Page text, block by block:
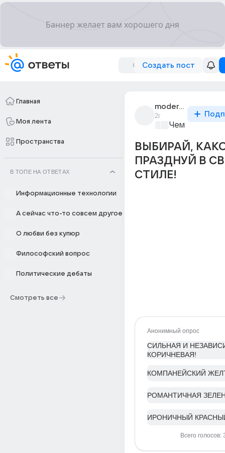
Создать пост
Главная
Моя лента
Пространства
В ТОПЕ НА ОТВЕТАХ
Информационные технологии
А сейчас что-то совсем другое
О любви без купюр
Философский вопрос
Политические дебаты
Смотреть все
moder_khuilo_20
2г
Чем заняться?
ВЫБИРАЙ,
ПРАЗДНУЙ В
СТИЛЕ!
Анонимный опрос
СИЛЬНАЯ И
КОРИЧНЕВАЯ!
КОМПАНЕЙСКИЙ
РОМАНТИЧНАЯ
ИРОНИЧНЫЙ
Всего голосов: